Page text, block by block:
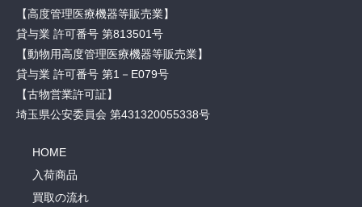
【高度管理医療機器等販売業】
貸与業 許可番号 第813501号
【動物用高度管理医療機器等販売業】
貸与業 許可番号 第1－E079号
【古物営業許可証】
埼玉県公安委員会 第431320055338号
HOME
入荷商品
買取の流れ